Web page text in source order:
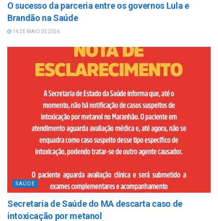
O sucesso da parceria entre os governos Lula e
Brandão na Saúde
14 DE MAIO DE 2026
SAÚDE
Secretaria de Saúde do MA descarta caso de
intoxicação por metanol